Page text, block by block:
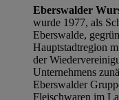
Eberswalder
wurde 1977, als
Eberswalde,
Hauptstadtregion
der
Unternehmens
Eberswalder
Fleischwaren im